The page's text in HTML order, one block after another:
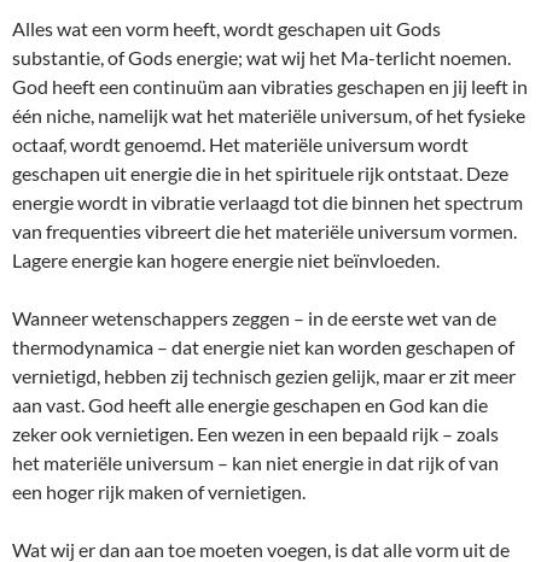
Alles wat een vorm heeft, wordt geschapen uit Gods
substantie, of Gods energie; wat wij het Ma-terlicht noemen.
God heeft een continuüm aan vibraties geschapen en jij leeft in
één niche, namelijk wat het materiële universum, of het fysieke
octaaf, wordt genoemd. Het materiële universum wordt
geschapen uit energie die in het spirituele rijk ontstaat. Deze
energie wordt in vibratie verlaagd tot die binnen het spectrum
van frequenties vibreert die het materiële universum vormen.
Lagere energie kan hogere energie niet beïnvloeden.
Wanneer wetenschappers zeggen – in de eerste wet van de
thermodynamica – dat energie niet kan worden geschapen of
vernietigd, hebben zij technisch gezien gelijk, maar er zit meer
aan vast. God heeft alle energie geschapen en God kan die
zeker ook vernietigen. Een wezen in een bepaald rijk – zoals
het materiële universum – kan niet energie in dat rijk of van
een hoger rijk maken of vernietigen.
Wat wij er dan aan toe moeten voegen, is dat alle vorm uit de